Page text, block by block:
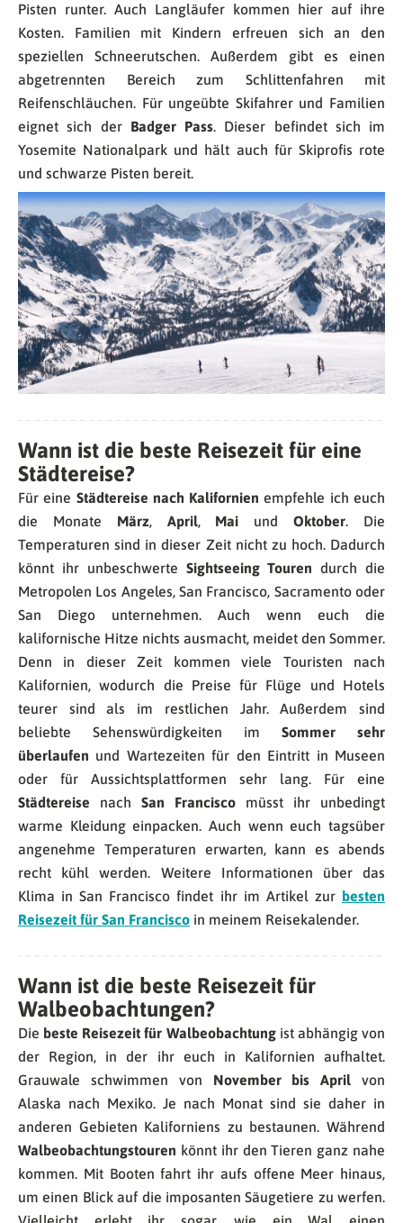
Pisten runter. Auch Langläufer kommen hier auf ihre
Kosten. Familien mit Kindern erfreuen sich an den
speziellen Schneerutschen. Außerdem gibt es einen
abgetrennten Bereich zum Schlittenfahren mit
Reifenschläuchen. Für ungeübte Skifahrer und Familien
eignet sich der Badger Pass. Dieser befindet sich im
Yosemite Nationalpark und hält auch für Skiprofis rote
und schwarze Pisten bereit.
Wann ist die beste Reisezeit für eine
Städtereise?
Für eine Städtereise nach Kalifornien empfehle ich euch
die Monate März, April, Mai undOktober. Die
Temperaturen sind in dieser Zeit nicht zu hoch. Dadurch
könnt ihr unbeschwerte Sightseeing Touren durch die
Metropolen Los Angeles, San Francisco, Sacramento oder
San Diego unternehmen. Auch wenn euch die
kalifornische Hitze nichts ausmacht, meidet den Sommer.
Denn in dieser Zeit kommen viele Touristen nach
Kalifornien, wodurch die Preise für Flüge und Hotels
teurer sind als im restlichen Jahr. Außerdem sind
beliebte Sehenswürdigkeiten im Sommer sehr
überlaufen und Wartezeiten für den Eintritt in Museen
oder für Aussichtsplattformen sehr lang. Für eine
Städtereise nach San Francisco müsst ihr unbedingt
warme Kleidung einpacken. Auch wenn euch tagsüber
angenehme Temperaturen erwarten, kann es abends
recht kühl werden. Weitere Informationen über das
Klima in San Francisco findet ihr im Artikel zur besten
Reisezeit für San Francisco in meinem Reisekalender.
Wann ist die beste Reisezeit für
Walbeobachtungen?
Die beste Reisezeit für Walbeobachtungist abhängig von
der Region, in der ihr euch in Kalifornien aufhaltet.
Grauwale schwimmen von November bis April von
Alaska nach Mexiko. Je nach Monat sind sie daher in
anderen Gebieten Kaliforniens zu bestaunen. Während
Walbeobachtungstouren könnt ihr den Tieren ganz nahe
kommen. Mit Booten fahrt ihr aufs offene Meer hinaus,
um einen Blick auf die imposanten Säugetiere zu werfen.